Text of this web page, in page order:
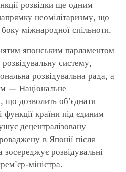
розвідки ще одним
неомілітаризму, що
міжнародної спільноти.
японським парламентом
систему,
розвідувальна рада, а
— Національне
що дозволить об’єднати
функції країни під єдиним
децентралізовану
в Японії після
зосереджує розвідувальні
міністра.